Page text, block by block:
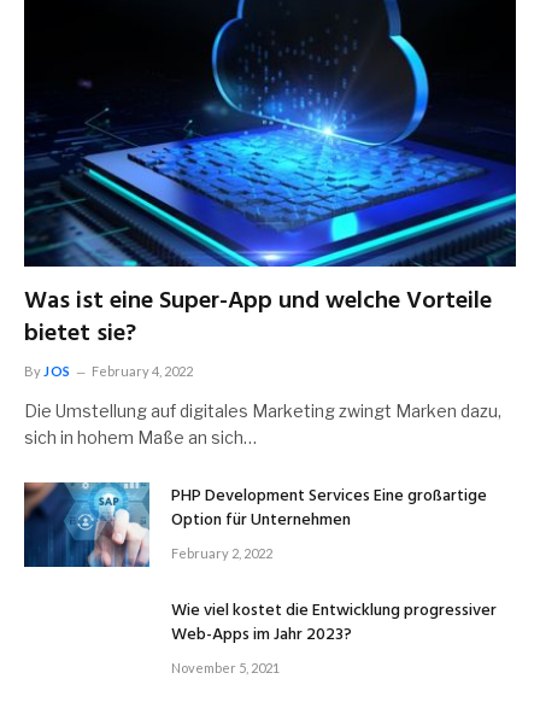
Was ist eine Super-App und welche Vorteile
bietet sie?
By JOS February 4, 2022
Die Umstellung auf digitales Marketing zwingt Marken dazu,
sich in hohem Maße an sich…
PHP Development Services Eine großartige
Option für Unternehmen
February 2, 2022
Wie viel kostet die Entwicklung progressiver
Web-Apps im Jahr 2023?
November 5, 2021